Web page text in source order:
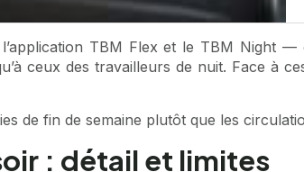
TBM Flex et le TBM Night —
ceux des travailleurs de nuit. Face à
de fin de semaine plutôt que les
: détail et limites